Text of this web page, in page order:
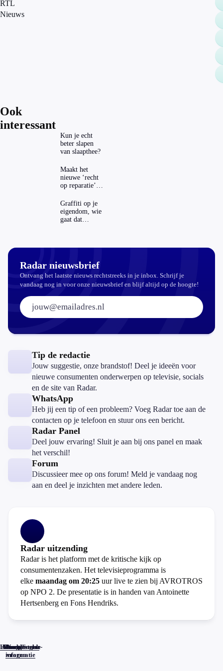
RTL
Nieuws
Ook
interessant
Kun je echt
beter slapen
van slaapthee?
Maakt het
nieuwe ‘recht
op reparatie’
echt
aantrekkelijker?
Graffiti op je
eigendom, wie
gaat dat
Radar nieuwsbrief
Ontvang het laatste nieuws rechtstreeks in je inbox. Schrijf je
vandaag nog in voor onze nieuwsbrief en blijf altijd op de hoogte!
E-mailadres:
Tip de redactie
Jouw suggestie, onze brandstof! Deel je ideeën voor
nieuwe consumenten onderwerpen op televisie, socials
en de site van Radar.
WhatsApp
Heb jij een tip of een probleem? Voeg Radar toe aan de
contacten op je telefoon en stuur ons een bericht.
Radar Panel
Deel jouw ervaring! Sluit je aan bij ons panel en maak
het verschil!
Forum
Discussieer mee op ons forum! Meld je vandaag nog
aan en deel je inzichten met andere leden.
Radar uitzending
Radar is het platform met de kritische kijk op
consumentenzaken. Het televisieprogramma is
elke maandag om 20:25 uur live te zien bij AVROTROS
op NPO 2. De presentatie is in handen van Antoinette
Hertsenberg en Fons Hendriks.
Home
Actueel
Uitzendingen
Reacties
Programma-
informatie
Veelgestelde
vragen